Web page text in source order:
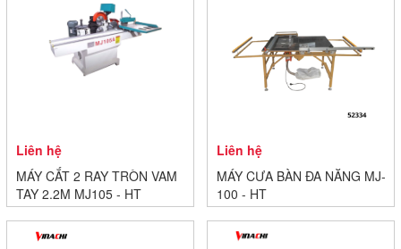
Liên hệ
MÁY CẮT 2 RAY TRÒN VAM
TAY 2.2M MJ105 - HT
Liên hệ
MÁY CƯA BÀN ĐA NĂNG MJ-
100 - HT